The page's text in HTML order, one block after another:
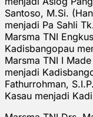
Santoso, M.Si.
menjadi Pa Sahli
Marsma TNI
Kadisbangopau
Marsma TNI I
menjadi
Fathurrohman,
Kasau menjadi